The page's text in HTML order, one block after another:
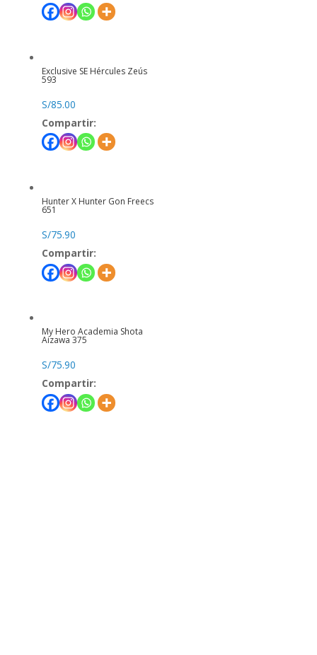
Exclusive SE Hércules Zeús
593
S/85.00
Compartir:
Hunter X Hunter Gon Freecs
651
S/75.90
Compartir:
My Hero Academia Shota
Aizawa 375
S/75.90
Compartir: